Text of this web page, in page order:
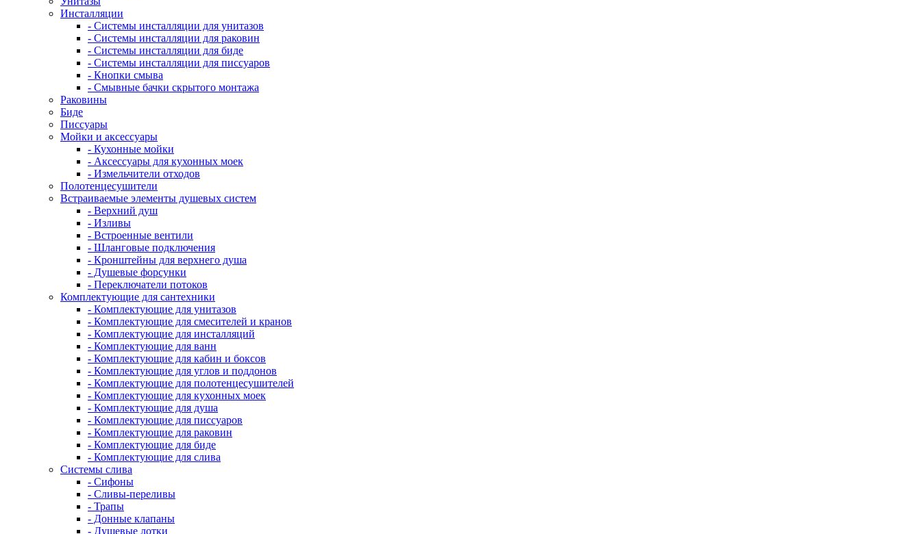
Инсталляции
- Системы инсталляции для унитазов
- Системы инсталляции для раковин
- Системы инсталляции для биде
- Системы инсталляции для писсуаров
- Кнопки смыва
- Смывные бачки скрытого монтажа
Раковины
Биде
Писсуары
Мойки и аксессуары
- Кухонные мойки
- Аксессуары для кухонных моек
- Измельчители отходов
Полотенцесушители
Встраиваемые элементы душевых систем
- Верхний душ
- Изливы
- Встроенные вентили
- Шланговые подключения
- Кронштейны для верхнего душа
- Душевые форсунки
- Переключатели потоков
Комплектующие для сантехники
- Комплектующие для унитазов
- Комплектующие для смесителей и кранов
- Комплектующие для инсталляций
- Комплектующие для ванн
- Комплектующие для кабин и боксов
- Комплектующие для углов и поддонов
- Комплектующие для полотенцесушителей
- Комплектующие для кухонных моек
- Комплектующие для душа
- Комплектующие для писсуаров
- Комплектующие для раковин
- Комплектующие для биде
- Комплектующие для слива
Системы слива
- Сифоны
- Сливы-переливы
- Трапы
- Донные клапаны
- Душевые лотки